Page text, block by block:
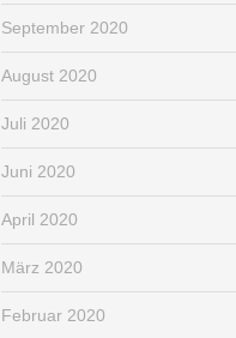
September 2020
August 2020
Juli 2020
Juni 2020
April 2020
März 2020
Februar 2020